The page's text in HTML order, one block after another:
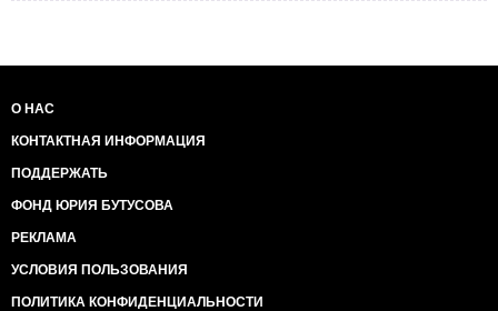
О НАС
КОНТАКТНАЯ ИНФОРМАЦИЯ
ПОДДЕРЖАТЬ
ФОНД ЮРИЯ БУТУСОВА
РЕКЛАМА
УСЛОВИЯ ПОЛЬЗОВАНИЯ
ПОЛИТИКА КОНФИДЕНЦИАЛЬНОСТИ